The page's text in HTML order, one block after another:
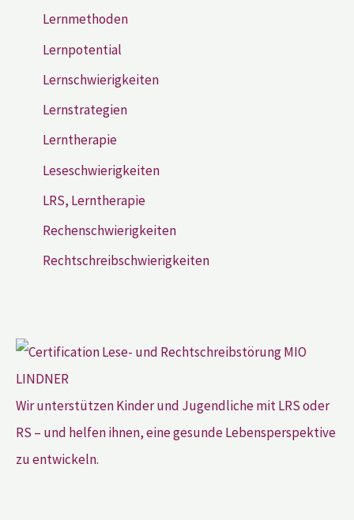
Lernmethoden
Lernpotential
Lernschwierigkeiten
Lernstrategien
Lerntherapie
Leseschwierigkeiten
LRS, Lerntherapie
Rechenschwierigkeiten
Rechtschreibschwierigkeiten
Wir unterstützen Kinder und Jugendliche mit LRS oder
RS – und helfen ihnen, eine gesunde Lebensperspektive
zu entwickeln.